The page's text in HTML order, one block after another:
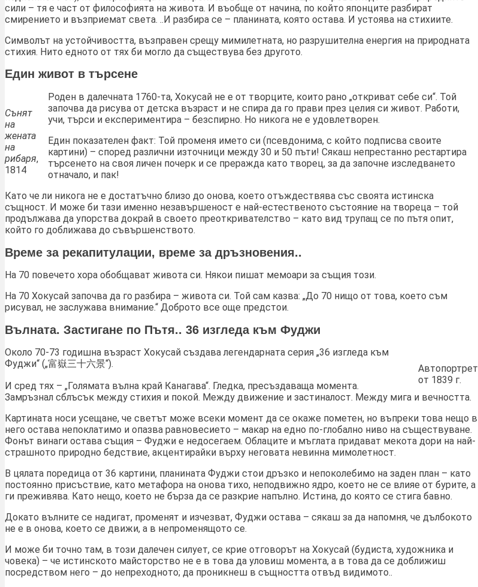
сили – тя е част от философията на живота. И въобще от начина, по който японците разбират
смирението и възприемат света. ..И разбира се – планината, която остава. И устоява на стихиите.
Символът на устойчивостта, възправен срещу мимилетната, но разрушителна енергия на природната
стихия. Нито едното от тях би могло да съществува без другото.
Един живот в търсене
Сънят
на
жената
на
рибаря,
1814
Роден в далечната 1760-та, Хокусай не е от творците, които рано „откриват себе си“. Той
започва да рисува от детска възраст и не спира да го прави през целия си живот. Работи,
учи, търси и експериментира – безспирно. Но никога не е удовлетворен.
Един показателен факт: Той променя името си (псевдонима, с който подписва своите
картини) – според различни източници между 30 и 50 пъти! Сякаш непрестанно рестартира
търсенето на своя личен почерк и се преражда като творец, за да започне изследването
отначало, и пак!
Като че ли никога не е достатъчно близо до онова, което отъждествява със своята истинска
същност. И може би тази именно незавършеност е най-естественото състояние на твореца – той
продължава да упорства докрай в своето преоткривателство – като вид трупащ се по пътя опит,
който го доближава до съвършенството.
Време за рекапитулации, време за дръзновения..
На 70 повечето хора обобщават живота си. Някои пишат мемоари за същия този.
На 70 Хокусай започва да го разбира – живота си. Той сам казва: „До 70 нищо от това, което съм
рисувал, не заслужава внимание.“ Доброто все още предстои.
Вълната. Застигане по Пътя.. 36 изгледа към Фуджи
Автопортрет
от 1839 г.
Около 70-73 годишна възраст Хокусай създава легендарната серия „36 изгледа към
Фуджи“ („富嶽三十六景“).
И сред тях – „Голямата вълна край Канагава“. Гледка, пресъздаваща момента.
Замръзнал сблъсък между стихия и покой. Между движение и застиналост. Между мига и вечността.
Картината носи усещане, че светът може всеки момент да се окаже пометен, но въпреки това нещо в
него остава непоклатимо и опазва равновесието – макар на едно по-глобално ниво на съществуване.
Фонът винаги остава същия – Фуджи е недосегаем. Облаците и мъглата придават мекота дори на най-
страшното природно бедствие, акцентирайки върху неговата невинна мимолетност.
В цялата поредица от 36 картини, планината Фуджи стои дръзко и непоколебимо на заден план – като
постоянно присъствие, като метафора на онова тихо, неподвижно ядро, което не се влияе от бурите, а
ги преживява. Като нещо, което не бърза да се разкрие напълно. Истина, до която се стига бавно.
Докато вълните се надигат, променят и изчезват, Фуджи остава – сякаш за да напомня, че дълбокото
не е в онова, което се движи, а в непроменящото се.
И може би точно там, в този далечен силует, се крие отговорът на Хокусай (будиста, художника и
човека) – че истинското майсторство не е в това да уловиш момента, а в това да се доближиш
посредством него – до непреходното; да проникнеш в същността отвъд видимото..